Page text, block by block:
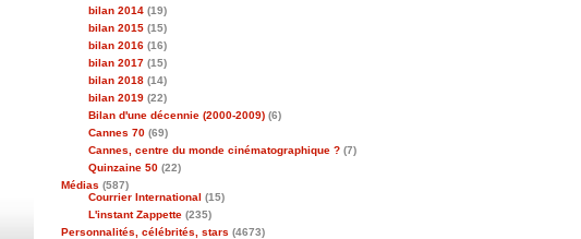
bilan 2014 (19)
bilan 2015 (15)
bilan 2016 (16)
bilan 2017 (15)
bilan 2018 (14)
bilan 2019 (22)
Bilan d'une décennie (2000-2009) (6)
Cannes 70 (69)
Cannes, centre du monde cinématographique ? (7)
Quinzaine 50 (22)
Médias (587)
Courrier International (15)
L'instant Zappette (235)
Personnalités, célébrités, stars (4673)